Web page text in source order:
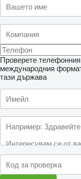
Проверете
международния
тази държава